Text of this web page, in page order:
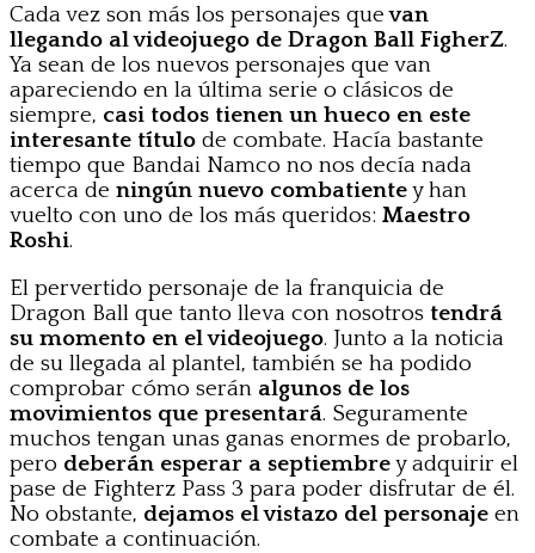
Cada vez son más los personajes quevan
llegando al videojuego de Dragon Ball FigherZ.
Ya sean de los nuevos personajes que van
apareciendo en la última serie o clásicos de
siempre, casi todos tienen un hueco en este
interesante título de combate. Hacía bastante
tiempo que Bandai Namco no nos decía nada
acerca de ningún nuevo combatientey han
vuelto con uno de los más queridos: Maestro
Roshi.
El pervertido personaje de la franquicia de
Dragon Ball que tanto lleva con nosotros tendrá
su momento en el videojuego. Junto a la noticia
de su llegada al plantel, también se ha podido
comprobar cómo serán algunos de los
movimientos que presentará. Seguramente
muchos tengan unas ganas enormes de probarlo,
pero deberán esperar a septiembrey adquirir el
pase de Fighterz Pass 3 para poder disfrutar de él.
No obstante, dejamos el vistazo del personaje en
combate a continuación.